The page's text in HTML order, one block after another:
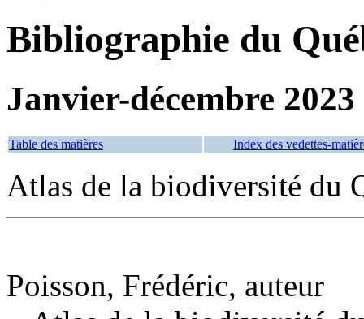
Bibliographie du
Janvier-décembre 2023
Table des matières Index des vedettes-
Atlas de la biodiversité du
Poisson, Frédéric, auteur